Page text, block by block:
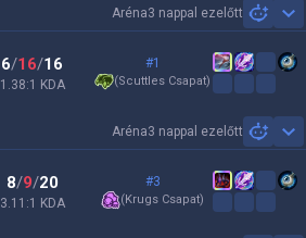
Aréna3 nappal ezelőtt
6/16/16
1.38:1 KDA
#1
(Scuttles Csapat)
Aréna3 nappal ezelőtt
8/9/20
3.11:1 KDA
#3
(Krugs Csapat)